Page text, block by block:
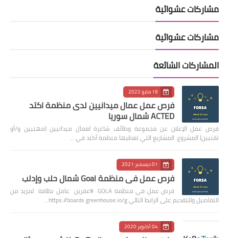
مشاركات عشوائية
مشاركات عشوائية
المشاركات الشائعة
19 مايو 2022
فرص عمل عمال ميدانيين لدى منظمة اكتد
ACTED شمال سوريا
فرص عمل الإعلان عن مجموعة وظائف شاغرة لعمال ميدانيين (مهنيين و/أو
تقنيين) المشروع: المشاريع التي تغطيها منظمة أكتد في …
01 ديسمبر 2021
فرص عمل في منظمة Goal شمال حلب وإدلب
فرص عمل في منظمة GOLA #عفرين عامل نظافة لمزيد من
التفاصيل وللتقديم على الرابط التالي https://boards.greenhouse.io/g…
04 أكتوبر 2020